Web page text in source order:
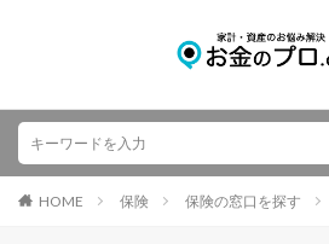
HOME 保険 保険の窓口を探す